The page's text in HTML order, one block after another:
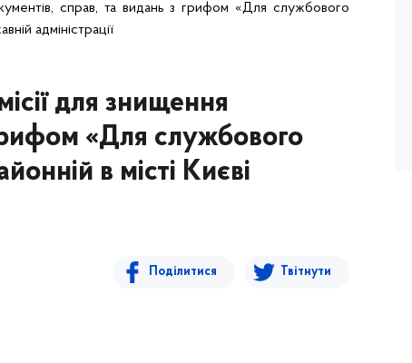
справ, та видань з грифом «Для службового
адміністрації
для знищення
«Для службового
в місті Києві
Поділитися Твітнути